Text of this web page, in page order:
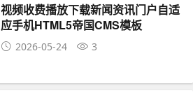
视频收费播放下载新闻资讯门户自适
应手机HTML5帝国CMS模板
2026-05-24 3